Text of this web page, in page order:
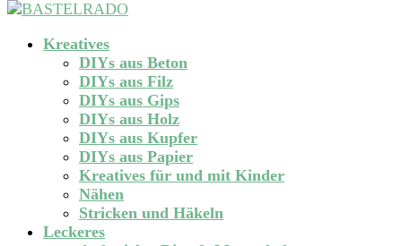
Kreatives
DIYs aus Beton
DIYs aus Filz
DIYs aus Gips
DIYs aus Holz
DIYs aus Kupfer
DIYs aus Papier
Kreatives für und mit Kinder
Nähen
Stricken und Häkeln
Leckeres